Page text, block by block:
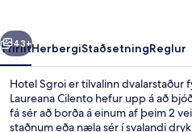
Næsta
43+
YfirlitHerbergiStaðsetningReglur
Hotel Sgroi er tilvalinn dvalarstaður
Laureana Cilento hefur upp á að
fá sér að borða á einum af þeim 2
staðnum eða næla sér í svalandi